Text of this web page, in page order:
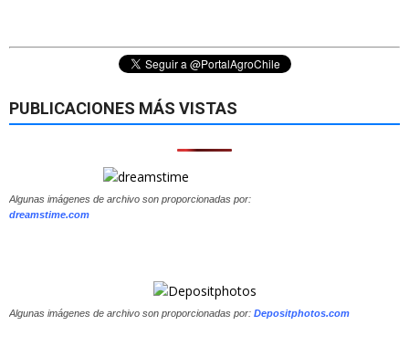
PUBLICACIONES MÁS VISTAS
Algunas imágenes de archivo son proporcionadas por:
dreamstime.com
Algunas imágenes de archivo son proporcionadas por: Depositphotos.com